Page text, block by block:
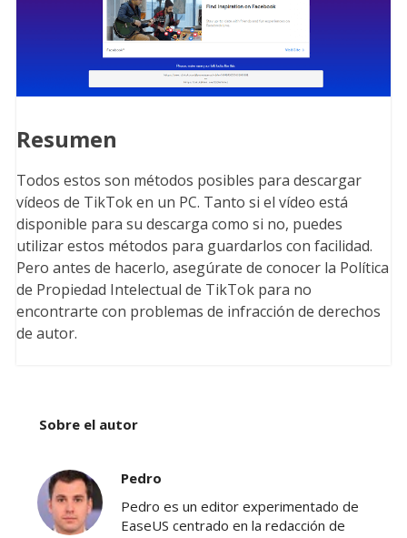
Resumen
Todos estos son métodos posibles para descargar
vídeos de TikTok en un PC. Tanto si el vídeo está
disponible para su descarga como si no, puedes
utilizar estos métodos para guardarlos con facilidad.
Pero antes de hacerlo, asegúrate de conocer la Política
de Propiedad Intelectual de TikTok para no
encontrarte con problemas de infracción de derechos
de autor.
Sobre el autor
Pedro
Pedro es un editor experimentado de
EaseUS centrado en la redacción de